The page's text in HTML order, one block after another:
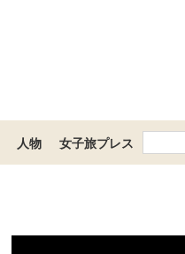
人物 女子旅プレス